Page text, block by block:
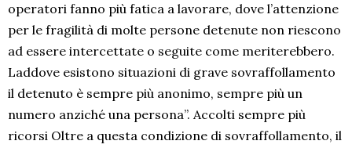
operatori fanno più fatica a lavorare, dove l’attenzione
per le fragilità di molte persone detenute non riescono
ad essere intercettate o seguite come meriterebbero.
Laddove esistono situazioni di grave sovraffollamento
il detenuto è sempre più anonimo, sempre più un
numero anziché una persona”. Accolti sempre più
ricorsi Oltre a questa condizione di sovraffollamento, il